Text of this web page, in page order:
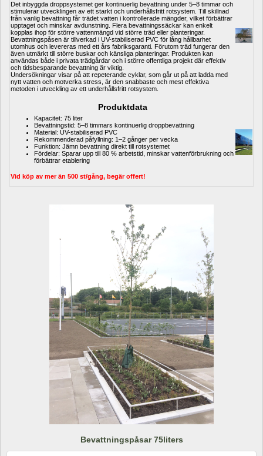
Det inbyggda droppsystemet ger kontinuerlig bevattning under 5–8 timmar och
stimulerar utvecklingen av ett starkt och underhållsfritt rotsystem. Till skillnad
från vanlig bevattning får trädet vatten i kontrollerade mängder, vilket förbättrar
upptaget och minskar avdunstning. Flera bevattningssäckar kan enkelt
kopplas ihop för större vattenmängd vid större träd eller planteringar.
Bevattningspåsen är tillverkad i UV-stabiliserad PVC för lång hållbarhet
utomhus och levereras med ett års fabriksgaranti. Förutom träd fungerar den
även utmärkt till större buskar och känsliga planteringar. Produkten kan
användas både i privata trädgårdar och i större offentliga projekt där effektiv
och tidsbesparande bevattning är viktig.
Undersökningar visar på att repeterande cyklar, som går ut på att ladda med
nytt vatten och motverka stress, är den snabbaste och mest effektiva
metoden i utveckling av ett underhållsfritt rotsystem.
Produktdata
Kapacitet: 75 liter
Bevattningstid: 5–8 timmars kontinuerlig droppbevattning
Material: UV-stabiliserad PVC
Rekommenderad påfyllning: 1–2 gånger per vecka
Funktion: Jämn bevattning direkt till rotsystemet
Fördelar: Sparar upp till 80 % arbetstid, minskar vattenförbrukning och
förbättrar etablering
Vid köp av mer än 500 st/gång, begär offert!
Bevattningspåsar 75liters